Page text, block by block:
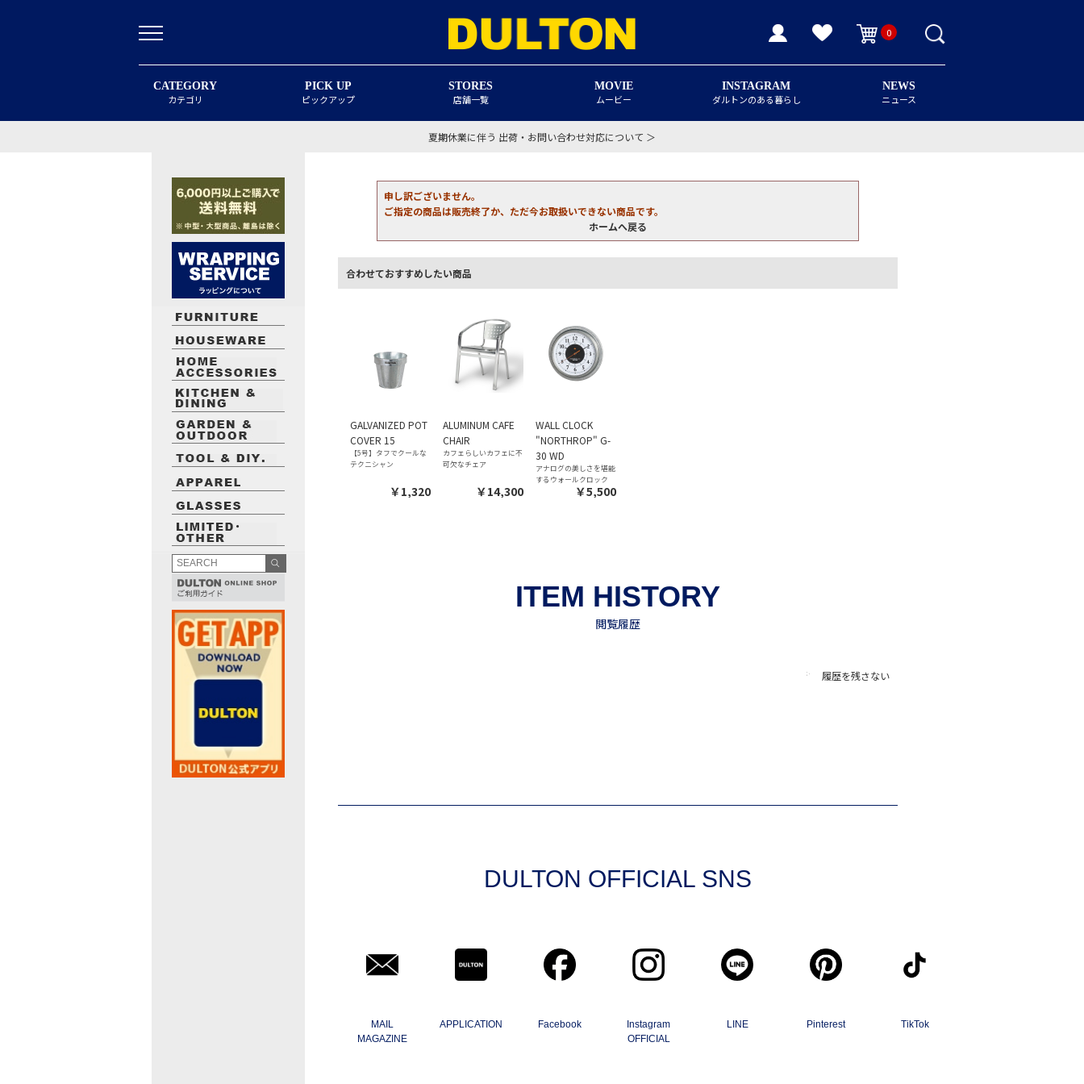
0
CATEGORY
カテゴリ
PICK UP
ピックアップ
STORES
店舗一覧
MOVIE
ムービー
INSTAGRAM
ダルトンのある暮らし
NEWS
ニュース
夏期休業に伴う 出荷・お問い合わせ対応について ＞
申し訳ございません。
ご指定の商品は販売終了か、ただ今お取扱いできない商品です。
ホームへ戻る
合わせておすすめしたい商品
GALVANIZED POT
COVER 15
【5号】タフでクールな
テクニシャン
￥1,320
ALUMINUM CAFE
CHAIR
カフェらしいカフェに不
可欠なチェア
￥14,300
WALL CLOCK
"NORTHROP" G-
30 WD
アナログの美しさを堪能
するウォールクロック
￥5,500
履歴を残さない
DULTON OFFICIAL SNS
MAIL
MAGAZINE
APPLICATION Facebook
Instagram
OFFICIAL
LINE Pinterest TikTok